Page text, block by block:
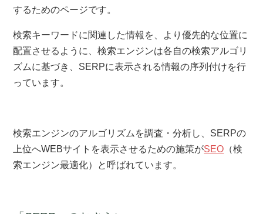
するためのページです。
検索キーワードに関連した情報を、より優先的な位置に
配置させるように、検索エンジンは各自の検索アルゴリ
ズムに基づき、SERPに表示される情報の序列付けを行
っています。
検索エンジンのアルゴリズムを調査・分析し、SERPの
上位へWEBサイトを表示させるための施策がSEO （検
索エンジン最適化）と呼ばれています。